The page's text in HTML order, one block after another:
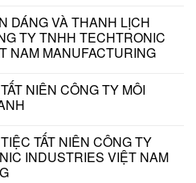
DÁNG VÀ THANH LỊCH
TY TNHH TECHTRONIC
NAM MANUFACTURING
NIÊN CÔNG TY MÔI
TẤT NIÊN CÔNG TY
INDUSTRIES VIỆT NAM